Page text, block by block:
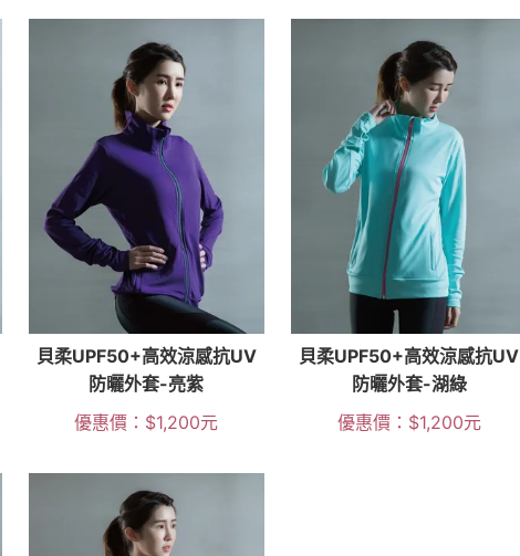
貝柔UPF50+高效涼感抗UV
防曬外套-亮紫
優惠價： $1,200元
貝柔UPF50+高效涼感抗UV
防曬外套-湖綠
優惠價： $1,200元